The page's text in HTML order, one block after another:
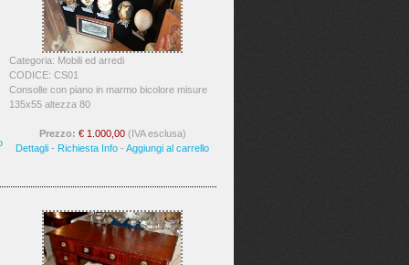
Categoria: Mobili ed arredi
CODICE: CS01
Consolle con piano in marmo bicolore misure
135x55 altezza 80
Prezzo: € 1.000,00(IVA esclusa)
Dettagli - Richiesta Info - Aggiungi al carrello